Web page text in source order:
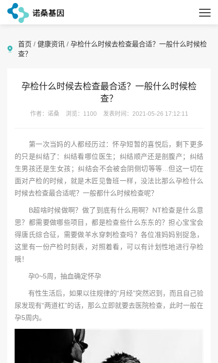
首页 / 健康资讯 / 孕检什么时候去检查最合适？一般什么时候检
查？
孕检什么时候去检查最合适？一般什么时候检
查？
作者：诺桑 浏览：1100 发表时间：2021-05-26 17:12:11
第一次当妈的人都经历过：怀孕短暂的喜悦后，剩下更多
的只是纠结了：纠结看哪位医生；纠结顺产还是剖腹产；纠结
生男孩还是生女孩；纠结会不会被会阴侧切等等...但这一切在
面对产检的时候，就是木匠见鲁班一样，没法比那么孕检什么
时候去检查最合适呢？一般都什么时候检查呢？
B超啥时候做啊？做了到底有什么用啊？NT检查是什么意
思？都需要做哪些项目，都是检查些什么东东的？担心宝宝会
得唐氏综合征，需要做羊水穿刺检查吗？各位准妈妈别捉急，
这里有一份产检时刻表，对照着看，可以有计划性地进行孕检
哦！
孕0~5周，抽血确定怀孕
有性生活后，如果以往规律的“月经”突然迟到，而且自己验
尿发现有“两道杠”的话，那么立即就要去医院检查，此时一般在
孕5周内。